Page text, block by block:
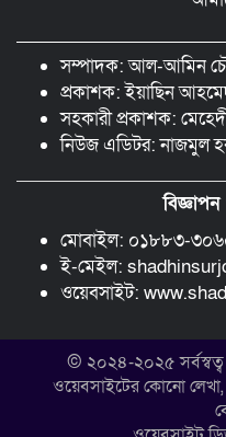
এম.
সম্পাদক: আল-আমিন
প্রকাশক: ইয়াছিন
সহকারী প্রকাশক:
নিউজ এডিটর: নাজমুল
মোবাইল: ০১৮৮৩-
ই-মেইল:
ওয়েবসাইট:
© ২০২৪-২০২৫ সর্বস্বত্ব
ওয়েবসাইটের কোনো